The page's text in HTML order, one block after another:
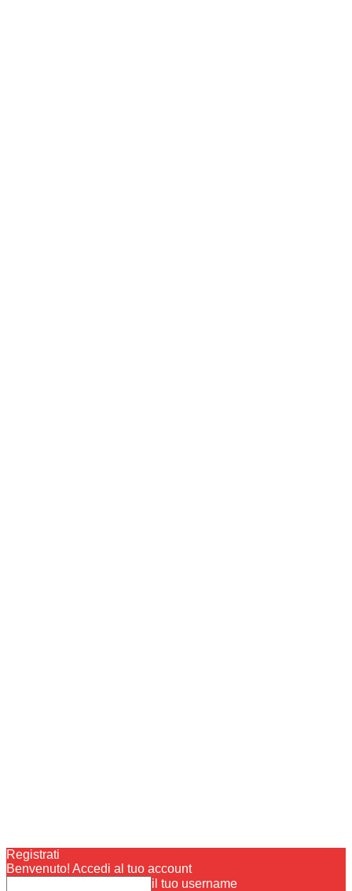
Registrati
Benvenuto! Accedi al tuo account
il tuo username